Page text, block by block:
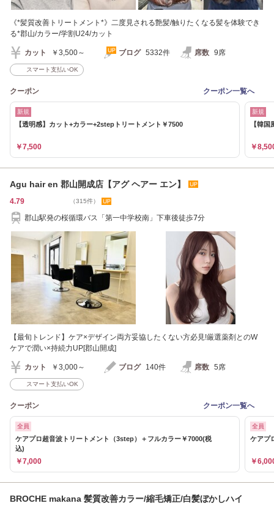
《*髪質改善トリートメント*》二度見される艶髪/触りたくなる髪を体験でき
る*郡山/カラー/学割U24/カット
カット ￥3,500～ ブログ 5332件 席数 9席
スマート支払いOK
クーポン クーポン一覧へ
新規
【透明感】カット+カラー+2stepトリートメント￥7500
￥7,500
新規
【韓
￥
Agu hair en 郡山開成店【アグ ヘアー エン】
4.79 （315件）
郡山駅発の桜循環バス「第一中学校南」下車後徒歩7分
【最旬トレンド】ケア×デザイン両方妥協したくない方必見!厳選薬剤とのW
ケアで潤い×持続力UP[郡山開成]
カット ￥3,000～ ブログ 140件 席数 5席
スマート支払いOK
クーポン クーポン一覧へ
全員
ケアプロ超音波トリートメント（3step）＋フルカラー￥7000(税
込)
￥7,000
全員
ケアプ
￥
BROCHE makana 髪質改善カラー/縮毛矯正/白髪ぼかしハイ